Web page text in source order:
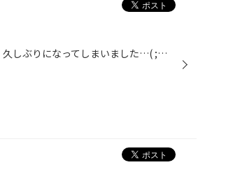
みなさまこんにちは(*'▽')！ タイヤ館弘前です！ 久しぶりになってしまいました…( ;∀;) みなさま、まだ５月だというのに真夏のような日が続いてますが、 体調を崩したりしてませんか？？ こまめに水分補給をしましょうね～(+_+) さて、急な気温上昇で問い合わせが増えているのがエアコンフィルター...